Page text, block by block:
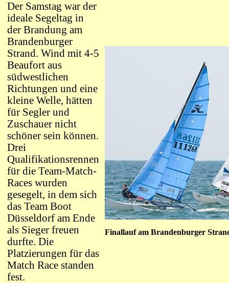
Der Samstag war der
ideale Segeltag in
der Brandung am
Brandenburger
Strand. Wind mit 4-5
Beaufort aus
südwestlichen
Richtungen und eine
kleine Welle, hätten
für Segler und
Zuschauer nicht
schöner sein können.
Drei
Qualifikationsrennen
für die Team-Match-
Races wurden
gesegelt, in dem sich
das Team Boot
Düsseldorf am Ende
als Sieger freuen
durfte. Die
Platzierungen für das
Match Race standen
fest.
Finallauf am Brandenburger